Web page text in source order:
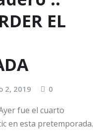
EL
2, 2019 0
fue el cuarto
en esta pretemporada.